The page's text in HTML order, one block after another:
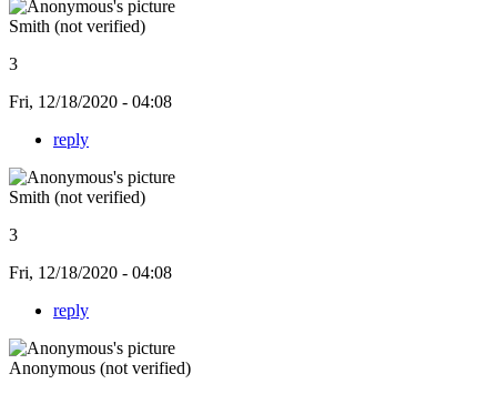
Smith (not verified)
3
Fri, 12/18/2020 - 04:08
reply
Smith (not verified)
3
Fri, 12/18/2020 - 04:08
reply
Anonymous (not verified)